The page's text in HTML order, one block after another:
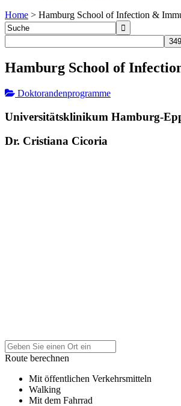
Home > Hamburg School of Infection &
Hamburg School of
Doktorandenprogramme
Universitätsklinikum Hamburg-
Dr. Cristiana Cicoria
Route berechnen
Mit öffentlichen Verkehrsmitteln
Walking
Mit dem Fahrrad